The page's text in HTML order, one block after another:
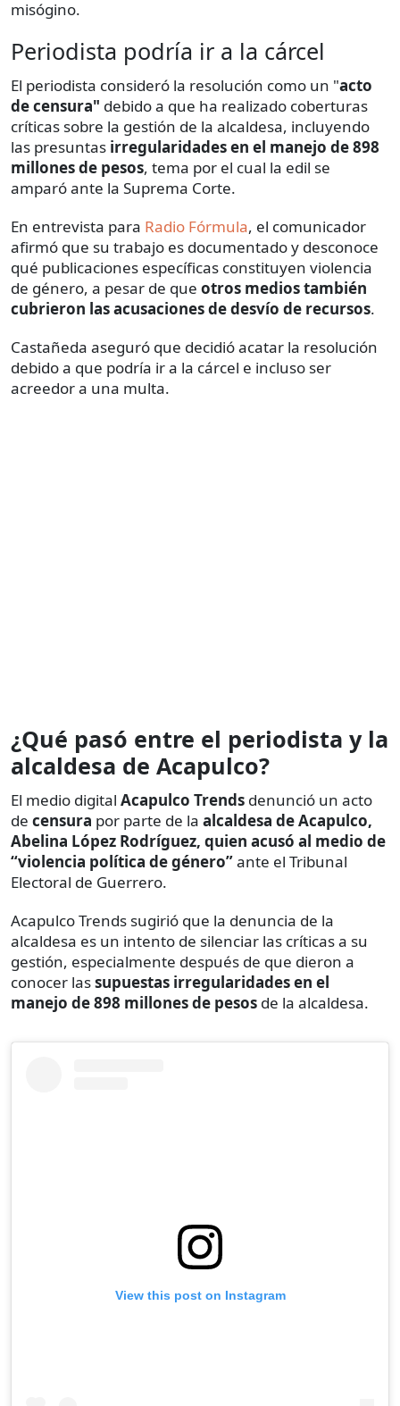
misógino.
Periodista podría ir a la cárcel
El periodista consideró la resolución como un "acto
de censura" debido a que ha realizado coberturas
críticas sobre la gestión de la alcaldesa, incluyendo
las presuntas irregularidades en el manejo de 898
millones de pesos, tema por el cual la edil se
amparó ante la Suprema Corte.
En entrevista para Radio Fórmula, el comunicador
afirmó que su trabajo es documentado y desconoce
qué publicaciones específicas constituyen violencia
de género, a pesar de que otros medios también
cubrieron las acusaciones de desvío de recursos.
Castañeda aseguró que decidió acatar la resolución
debido a que podría ir a la cárcel e incluso ser
acreedor a una multa.
¿Qué pasó entre el periodista y la
alcaldesa de Acapulco?
El medio digital Acapulco Trends denunció un acto
de censura por parte de la alcaldesa de Acapulco,
Abelina López Rodríguez, quien acusó al medio de
“violencia política de género”ante el Tribunal
Electoral de Guerrero.
Acapulco Trends sugirió que la denuncia de la
alcaldesa es un intento de silenciar las críticas a su
gestión, especialmente después de que dieron a
conocer lassupuestas irregularidades en el
manejo de 898 millones de pesos de la alcaldesa.
View this post on Instagram